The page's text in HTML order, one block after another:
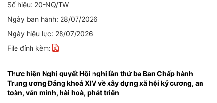
Số hiệu: 20-NQ/TW
Ngày ban hành: 28/07/2026
Ngày hiệu lực: 28/07/2026
File đính kèm:
Thực hiện Nghị quyết Hội nghị lần thứ ba Ban Chấp hành
Trung ương Đảng khoá XIV về xây dựng xã hội kỷ cương, an
toàn, văn minh, hài hoà, phát triển